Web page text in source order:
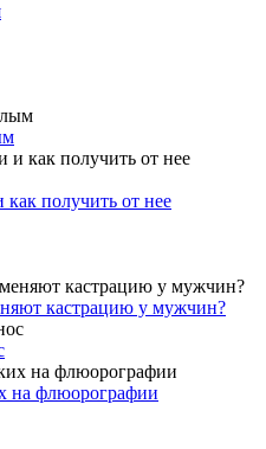
получить от нее
кастрацию у мужчин?
на флюорографии